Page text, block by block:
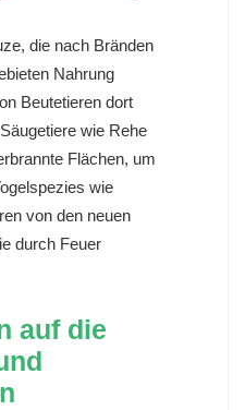
die nach Bränden
Nahrung
Beutetieren dort
wie Rehe
Flächen, um
wie
von den neuen
durch Feuer
auf die